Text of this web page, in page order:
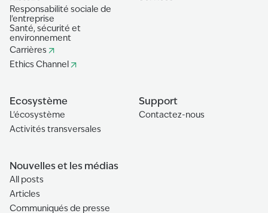
Responsabilité sociale de
l'entreprise
Santé, sécurité et
environnement
Carrières
Ethics Channel
Ecosystème
L'écosystème
Activités transversales
Support
Contactez-nous
Nouvelles et les médias
All posts
Articles
Communiqués de presse